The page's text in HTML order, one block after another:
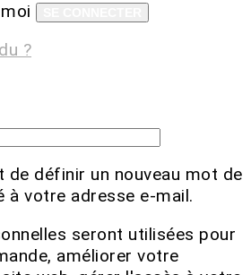
?
de définir un nouveau mot de
à votre adresse e-mail.
seront utilisées pour
améliorer votre